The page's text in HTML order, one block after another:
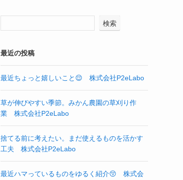
検索
最近の投稿
最近ちょっと嬉しいこと😌 株式会社P2eLabo
草が伸びやすい季節。みかん農園の草刈り作
業 株式会社P2eLabo
捨てる前に考えたい。まだ使えるものを活かす
工夫 株式会社P2eLabo
最近ハマっているものをゆるく紹介😚 株式会